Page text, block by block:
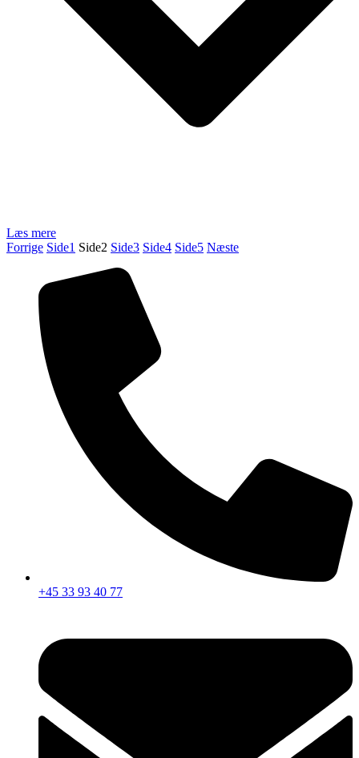
Læs mere
Forrige Side1 Side2 Side3 Side4 Side5 Næste
+45 33 93 40 77